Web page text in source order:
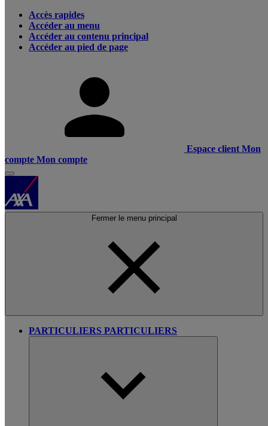
Accès rapides
Accéder au menu
Accéder au contenu principal
Accéder au pied de page
Espace client Mon
compte Mon compte
Fermer le menu principal
PARTICULIERS PARTICULIERS